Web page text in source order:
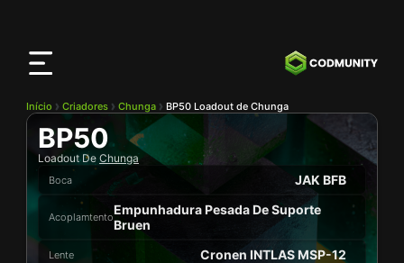
Início Criadores Chunga BP50 Loadout de Chunga
BP50
Loadout De Chunga
Boca JAK BFB
AcoplamtentoEmpunhadura Pesada De Suporte
Bruen
Lente Cronen INTLAS MSP-12